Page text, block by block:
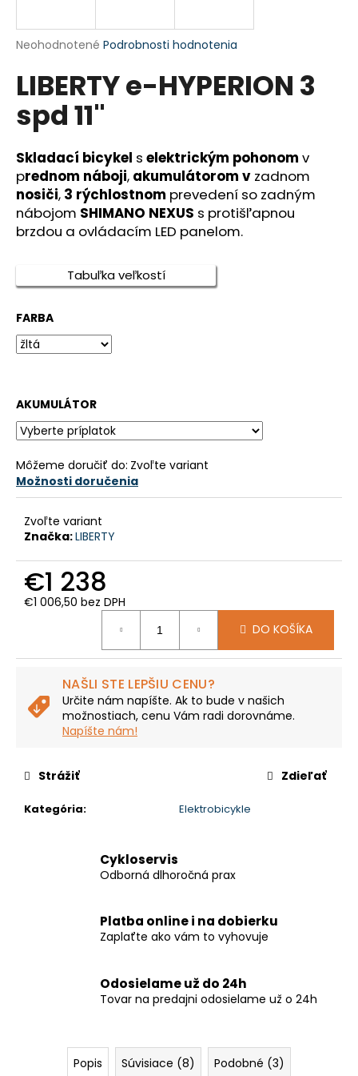
Priemerné
produktu
je
z
hviezdičiek.
Neohodnotené Podrobnosti hodnotenia
LIBERTY e-HYPERION 3
spd 11"
Skladací bicykel s elektrickým pohonom v
prednom náboji, akumulátorom v zadnom
nosiči, 3 rýchlostnom prevedení so zadným
nábojom SHIMANO NEXUS s protišľapnou
brzdou a ovládacím LED panelom.
Tabuľka veľkostí
FARBA
AKUMULÁTOR
Môžeme doručiť do: Zvoľte variant
Možnosti doručenia
Zvoľte variant
Značka:LIBERTY
€1 238
€1 006,50 bez DPH
DO KOŠÍKA
NAŠLI STE LEPŠIU CENU?
Určite nám napíšte. Ak to bude v našich
možnostiach, cenu Vám radi dorovnáme.
Napíšte nám!
Kategória: Elektrobicykle
Strážiť Zdieľať
Cykloservis
Odborná dlhoročná prax
Platba online i na dobierku
Zaplaťte ako vám to vyhovuje
Odosielame už do 24h
Tovar na predajni odosielame už o 24h
Popis Súvisiace (8) Podobné (3)
j
ť
?
HĽADAŤ
p
o
r
ú
č
m
e
LIBERTY
E-
VIA
3SPD
16"
€1
Pôvodne:
€1
289